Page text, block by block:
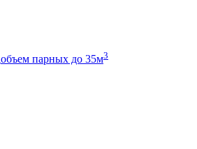
объем парных до 35м3